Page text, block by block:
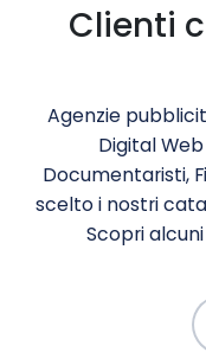
Clienti
Agenzie
Digital
Documentaristi,
scelto i nostri
Scopri